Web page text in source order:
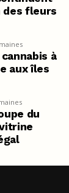
des fleurs
à
aux îles
du